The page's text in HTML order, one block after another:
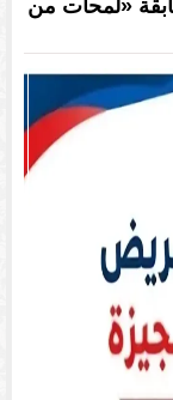
«لمحات من